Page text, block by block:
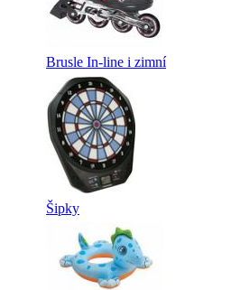
Brusle In-line i zimní
Šipky